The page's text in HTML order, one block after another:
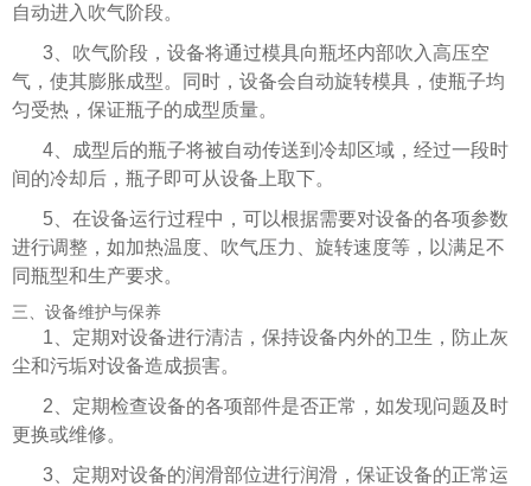
自动进入吹气阶段。
3、吹气阶段，设备将通过模具向瓶坯内部吹入高压空
气，使其膨胀成型。同时，设备会自动旋转模具，使瓶子均
匀受热，保证瓶子的成型质量。
4、成型后的瓶子将被自动传送到冷却区域，经过一段时
间的冷却后，瓶子即可从设备上取下。
5、在设备运行过程中，可以根据需要对设备的各项参数
进行调整，如加热温度、吹气压力、旋转速度等，以满足不
同瓶型和生产要求。
三、设备维护与保养
1、定期对设备进行清洁，保持设备内外的卫生，防止灰
尘和污垢对设备造成损害。
2、定期检查设备的各项部件是否正常，如发现问题及时
更换或维修。
3、定期对设备的润滑部位进行润滑，保证设备的正常运